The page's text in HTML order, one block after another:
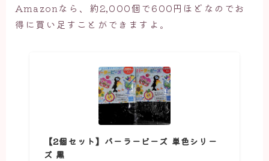
Amazonなら、約2,000個で600円ほどなのでお
得に買い足すことができますよ。
【2個セット】パーラービーズ 単色シリー
ズ 黒